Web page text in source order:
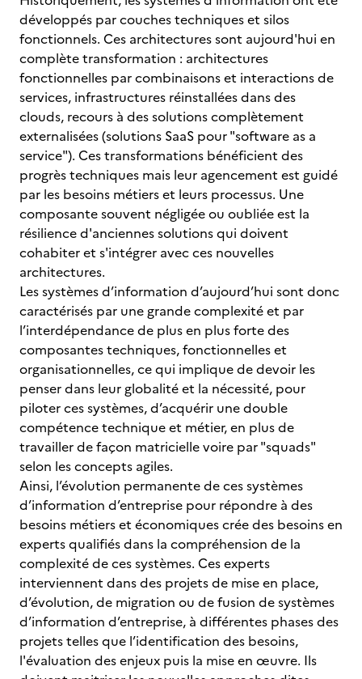
développés par couches techniques et silos
fonctionnels. Ces architectures sont aujourd'hui en
complète transformation : architectures
fonctionnelles par combinaisons et interactions de
services, infrastructures réinstallées dans des
clouds, recours à des solutions complètement
externalisées (solutions SaaS pour "software as a
service"). Ces transformations bénéficient des
progrès techniques mais leur agencement est guidé
par les besoins métiers et leurs processus. Une
composante souvent négligée ou oubliée est la
résilience d'anciennes solutions qui doivent
cohabiter et s'intégrer avec ces nouvelles
architectures.
Les systèmes d’information d’aujourd’hui sont donc
caractérisés par une grande complexité et par
l’interdépendance de plus en plus forte des
composantes techniques, fonctionnelles et
organisationnelles, ce qui implique de devoir les
penser dans leur globalité et la nécessité, pour
piloter ces systèmes, d’acquérir une double
compétence technique et métier, en plus de
travailler de façon matricielle voire par "squads"
selon les concepts agiles.
Ainsi, l’évolution permanente de ces systèmes
d’information d’entreprise pour répondre à des
besoins métiers et économiques crée des besoins en
experts qualifiés dans la compréhension de la
complexité de ces systèmes. Ces experts
interviennent dans des projets de mise en place,
d’évolution, de migration ou de fusion de systèmes
d’information d’entreprise, à différentes phases des
projets telles que l’identification des besoins,
l'évaluation des enjeux puis la mise en œuvre. Ils